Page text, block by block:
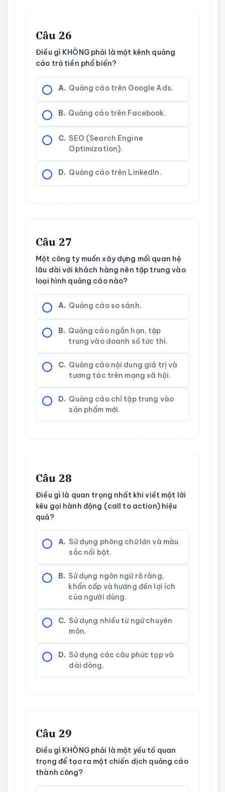
Câu 26
Điều gì KHÔNG phải là một kênh quảng
cáo trả tiền phổ biến?
A. Quảng cáo trên Google Ads.
B. Quảng cáo trên Facebook.
C. SEO (Search Engine
Optimization).
D. Quảng cáo trên LinkedIn.
Câu 27
Một công ty muốn xây dựng mối quan hệ
lâu dài với khách hàng nên tập trung vào
loại hình quảng cáo nào?
A. Quảng cáo so sánh.
B. Quảng cáo ngắn hạn, tập
trung vào doanh số tức thì.
C. Quảng cáo nội dung giá trị và
tương tác trên mạng xã hội.
D. Quảng cáo chỉ tập trung vào
sản phẩm mới.
Câu 28
Điều gì là quan trọng nhất khi viết một lời
kêu gọi hành động (call to action) hiệu
quả?
A. Sử dụng phông chữ lớn và màu
sắc nổi bật.
B. Sử dụng ngôn ngữ rõ ràng,
khẩn cấp và hướng đến lợi ích
của người dùng.
C. Sử dụng nhiều từ ngữ chuyên
môn.
D. Sử dụng các câu phức tạp và
dài dòng.
Câu 29
Điều gì KHÔNG phải là một yếu tố quan
trọng để tạo ra một chiến dịch quảng cáo
thành công?